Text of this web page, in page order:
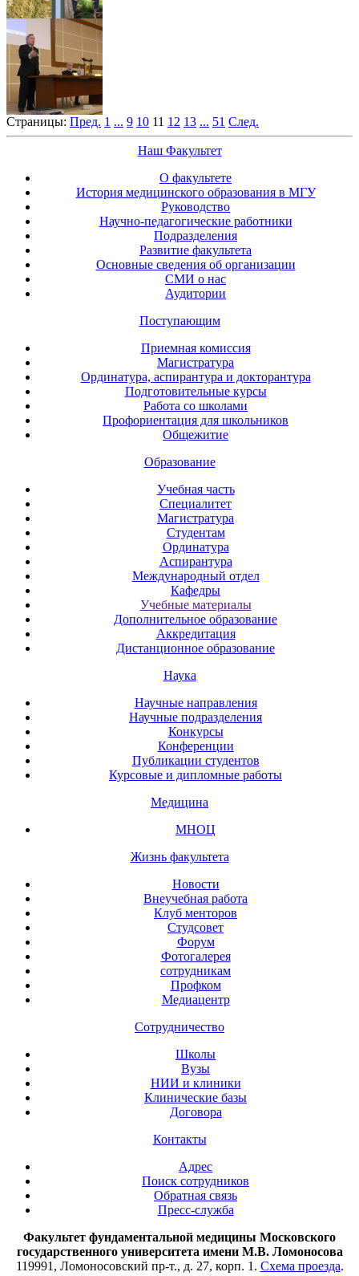
Страницы: Пред. 1 ... 9 10 11 12 13 ... 51 След.
Наш Факультет
О факультете
История медицинского образования в МГУ
Руководство
Научно-педагогические работники
Подразделения
Развитие факультета
Основные сведения об организации
СМИ о нас
Аудитории
Поступающим
Приемная комиссия
Магистратура
Ординатура, аспирантура и докторантура
Подготовительные курсы
Работа со школами
Профориентация для школьников
Общежитие
Образование
Учебная часть
Специалитет
Магистратура
Студентам
Ординатура
Аспирантура
Международный отдел
Кафедры
Учебные материалы
Дополнительное образование
Аккредитация
Дистанционное образование
Наука
Научные направления
Научные подразделения
Конкурсы
Конференции
Публикации студентов
Курсовые и дипломные работы
Медицина
МНОЦ
Жизнь факультета
Новости
Внеучебная работа
Клуб менторов
Студсовет
Форум
Фотогалерея
сотрудникам
Профком
Медиацентр
Сотрудничество
Школы
Вузы
НИИ и клиники
Клинические базы
Договора
Контакты
Адрес
Поиск сотрудников
Обратная связь
Пресс-служба
Факультет фундаментальной медицины Московского
государственного университета имени М.В. Ломоносова
119991, Ломоносовский пр-т., д. 27, корп. 1. Схема проезда.